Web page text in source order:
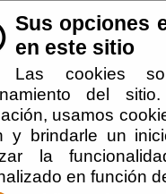
Sus opciones
en este sitio
Las cookies
del
usamos
y brindarle un
la
en función